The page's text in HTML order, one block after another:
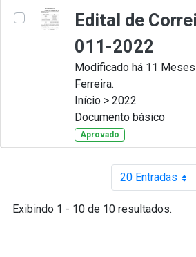
Edital de
011-2022
Modificado há 11
Ferreira.
Início > 2022
Documento básico
Aprovado
20 Entradas
Por
Exibindo 1 - 10 de 10 resultados.